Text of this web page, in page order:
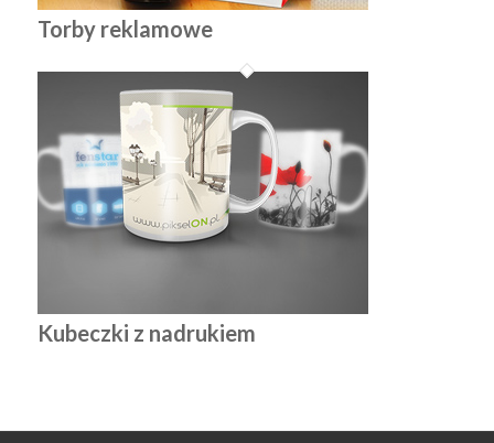
Torby reklamowe
Kubeczki z nadrukiem